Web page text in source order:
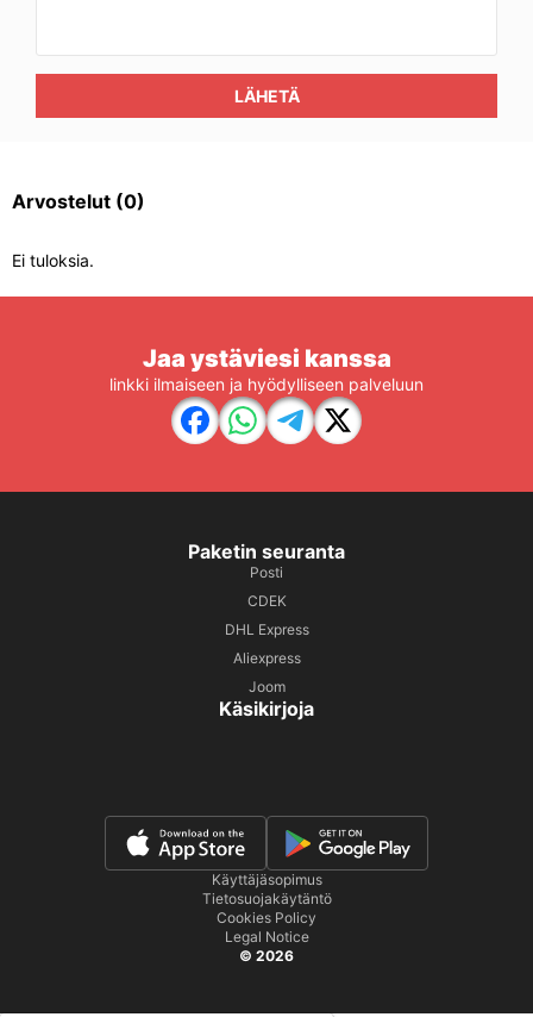
LÄHETÄ
Arvostelut (0)
Ei tuloksia.
Jaa ystäviesi kanssa
linkki ilmaiseen ja hyödylliseen palveluun
Paketin seuranta
Posti
CDEK
DHL Express
Aliexpress
Joom
Käsikirjoja
Käyttäjäsopimus
Tietosuojakäytäntö
Cookies Policy
Legal Notice
© 2026